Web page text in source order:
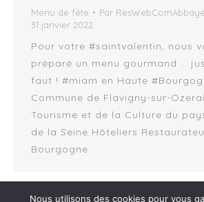
Menu de fête Par
31 janvier 2022
Pour votre #saintvalentin, nous
préparé un menu gourmand …
faut ! #miam en Haute
Commune de Flavigny-sur-
Tourisme et de la Culture du
de la Seine Hôteliers
Bourgogne
Nous utilisons des cookies pour vous